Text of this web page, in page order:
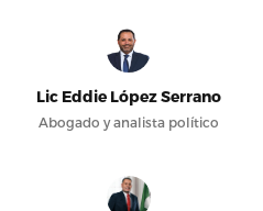
Lic Eddie López Serrano
Abogado y analista político